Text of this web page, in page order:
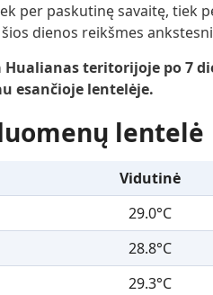
per paskutinę savaitę, tiek
dienos reikšmes
teritorijoje po 7
esančioje lentelėje.
lentelė
Vidutinė
29.0°C
28.8°C
29.3°C